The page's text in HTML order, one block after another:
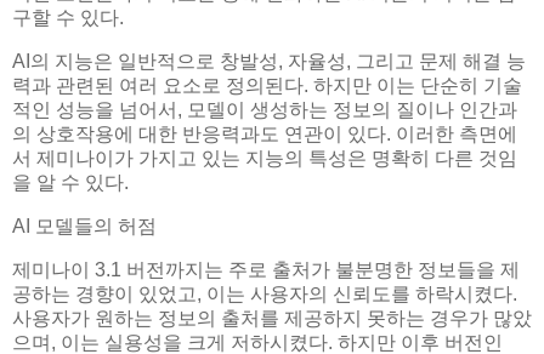
구할 수 있다.
AI의 지능은 일반적으로 창발성, 자율성, 그리고 문제 해결 능
력과 관련된 여러 요소로 정의된다. 하지만 이는 단순히 기술
적인 성능을 넘어서, 모델이 생성하는 정보의 질이나 인간과
의 상호작용에 대한 반응력과도 연관이 있다. 이러한 측면에
서 제미나이가 가지고 있는 지능의 특성은 명확히 다른 것임
을 알 수 있다.
AI 모델들의 허점
제미나이 3.1 버전까지는 주로 출처가 불분명한 정보들을 제
공하는 경향이 있었고, 이는 사용자의 신뢰도를 하락시켰다.
사용자가 원하는 정보의 출처를 제공하지 못하는 경우가 많았
으며, 이는 실용성을 크게 저하시켰다. 하지만 이후 버전인